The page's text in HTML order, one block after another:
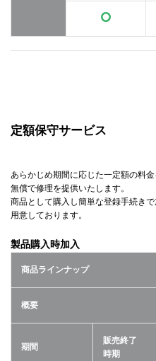
定額保守サービス
あらかじめ期間に応じた一定額の料
無償で修理を提供いたします。
商品として購入し簡単な登録手続き
用意しております。
製品購入時加入
商品ラインナップ
概要
期間
販売終了
時期